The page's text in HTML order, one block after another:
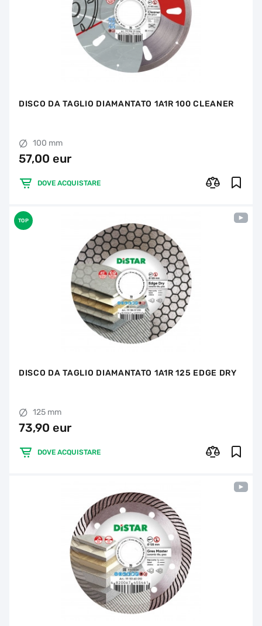
DISCO DA TAGLIO DIAMANTATO 1A1R 100 CLEANER
100 mm
57,00 eur
DOVE ACQUISTARE
TOP
DISCO DA TAGLIO DIAMANTATO 1A1R 125 EDGE DRY
125 mm
73,90 eur
DOVE ACQUISTARE